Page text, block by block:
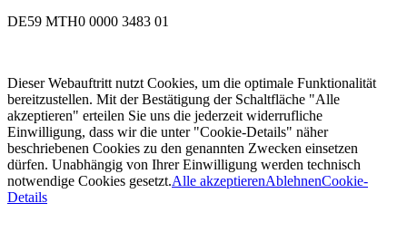
DE59 MTH0 0000 3483 01
Dieser Webauftritt nutzt Cookies, um die optimale Funktionalität
bereitzustellen. Mit der Bestätigung der Schaltfläche "Alle
akzeptieren" erteilen Sie uns die jederzeit widerrufliche
Einwilligung, dass wir die unter "Cookie-Details" näher
beschriebenen Cookies zu den genannten Zwecken einsetzen
dürfen. Unabhängig von Ihrer Einwilligung werden technisch
notwendige Cookies gesetzt.Alle akzeptierenAblehnenCookie-
Details